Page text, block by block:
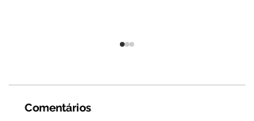
Comentários